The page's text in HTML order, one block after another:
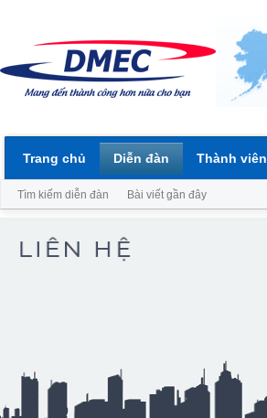
Trang chủ Diễn đàn
Tìm kiếm diễn đàn Bài viết gần đây
Thành viên